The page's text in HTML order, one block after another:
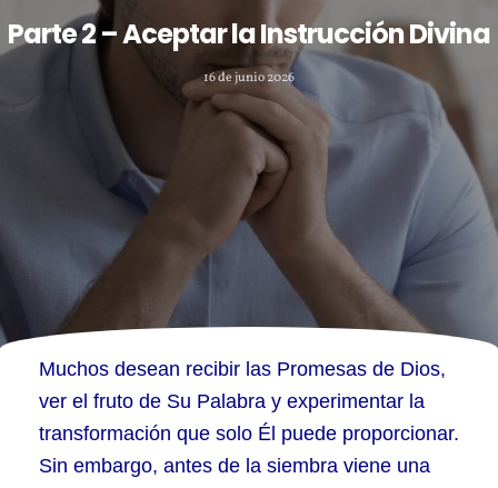
Parte 2 – Aceptar la Instrucción Divina
16 de junio 2026
Parte
2
–
Muchos desean recibir las Promesas de Dios,
ver el fruto de Su Palabra y experimentar la
transformación que solo Él puede proporcionar.
Sin embargo, antes de la siembra viene una